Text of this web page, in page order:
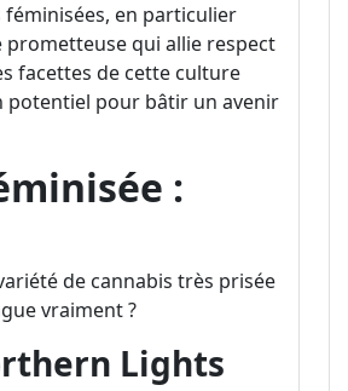
féminisées, en particulier
qui allie respect
facettes de cette culture
potentiel pour bâtir un avenir
:
de cannabis très prisée
vraiment ?
Lights